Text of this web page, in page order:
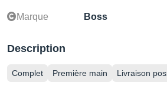
Marque Boss
Description
Complet Première main Livraison